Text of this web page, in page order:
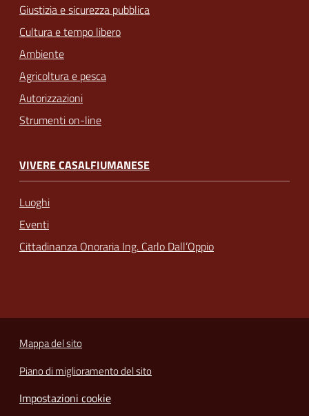
Giustizia e sicurezza pubblica
Cultura e tempo libero
Ambiente
Agricoltura e pesca
Autorizzazioni
Strumenti on-line
VIVERE CASALFIUMANESE
Luoghi
Eventi
Cittadinanza Onoraria Ing. Carlo Dall’Oppio
Mappa del sito
Piano di miglioramento del sito
Impostazioni cookie